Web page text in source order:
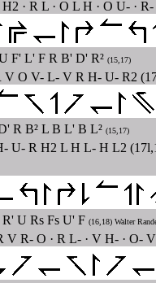
· R L · O L H · O U- ·
F' L' F R B' D' R² (15,17)
O V- L- V R H- U- R2
R B² L B L' B L² (15,17)
U- R H2 L H L- H L2
U Rs Fs U' F (16,18) Walter
R- O · R L- · V H- · O-